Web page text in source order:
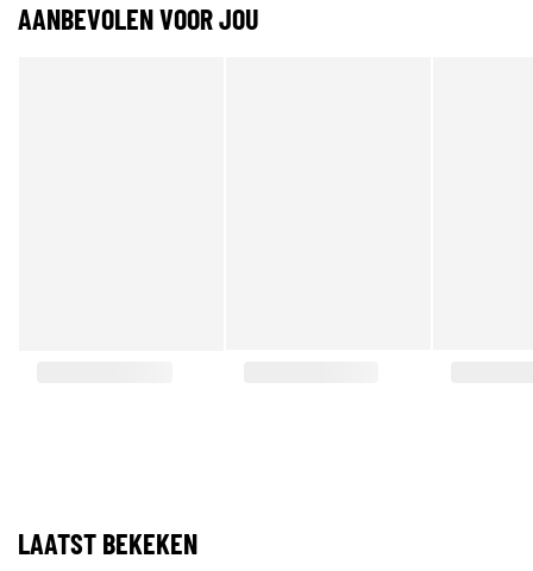
AANBEVOLEN VOOR JOU
LAATST BEKEKEN